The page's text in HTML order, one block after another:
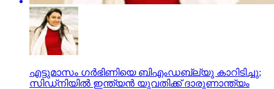
എട്ടുമാസം ഗര്‍ഭിണിയെ ബിഎംഡബ്ല്യു കാറിടിച്ചു;
സിഡ്‌നിയില്‍ ഇന്ത്യന്‍ യുവതിക്ക് ദാരുണാന്ത്യം